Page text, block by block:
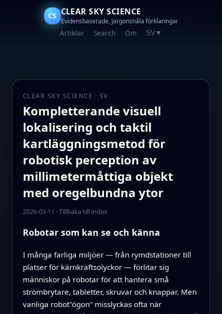
CS CLEAR SKY SCIENCE
Evidensbaserade, jargonsnåla förklaringar
Artiklar Search Om SV ▼
CLEAR SKY SCIENCE · SV
Kompletterande visuell
lokalisering och taktil
kartläggningsmetod för
robotisk perception av
millimetermåttiga objekt
med oregelbundna ytor
2026-03-11 ·Tillbaka till index
Robotar som kan se och känna
I många farliga miljöer — från rymdstationer till
platser för kärnkraftsolyckor — förlitar sig
människor på robotar för att hantera små
strömbrytare, tabletter, skruvar och knappar. Men
vanliga robot"ögon" misslyckas ofta när